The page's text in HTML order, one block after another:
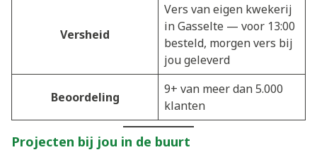
Versheid
Vers van eigen kwekerij
in Gasselte — voor 13:00
besteld, morgen vers bij
jou geleverd
Beoordeling
9+ van meer dan 5.000
klanten
Projecten bij jou in de buurt